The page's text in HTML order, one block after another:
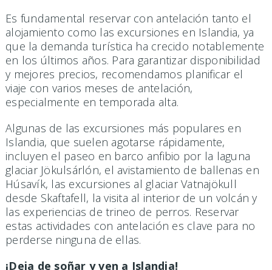
Es fundamental reservar con antelación tanto el
alojamiento como las excursiones en Islandia, ya
que la demanda turística ha crecido notablemente
en los últimos años. Para garantizar disponibilidad
y mejores precios, recomendamos planificar el
viaje con varios meses de antelación,
especialmente en temporada alta.
Algunas de las excursiones más populares en
Islandia, que suelen agotarse rápidamente,
incluyen el paseo en barco anfibio por la laguna
glaciar Jökulsárlón, el avistamiento de ballenas en
Húsavík, las excursiones al glaciar Vatnajökull
desde Skaftafell, la visita al interior de un volcán y
las experiencias de trineo de perros. Reservar
estas actividades con antelación es clave para no
perderse ninguna de ellas.
¡Deja de soñar y ven a Islandia!